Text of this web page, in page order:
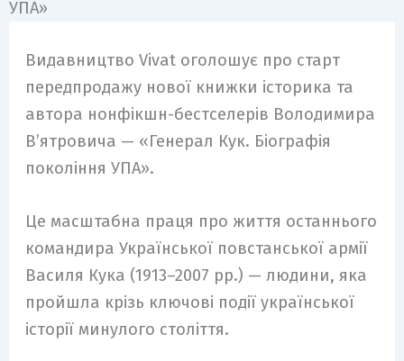
Видавництво Vivat оголошує про старт
передпродажу нової книжки історика та
автора нонфікшн-бестселерів Володимира
В’ятровича — «Генерал Кук. Біографія
покоління УПА».
Це масштабна праця про життя останнього
командира Української повстанської армії
Василя Кука (1913–2007 рр.) — людини, яка
пройшла крізь ключові події української
історії минулого століття.